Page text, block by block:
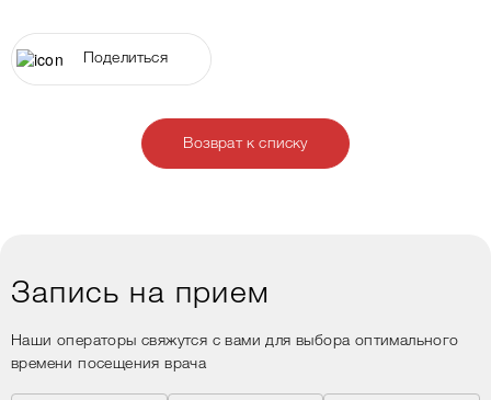
Поделиться
Возврат к списку
Запись на прием
Наши операторы свяжутся с вами для выбора оптимального
времени посещения врача